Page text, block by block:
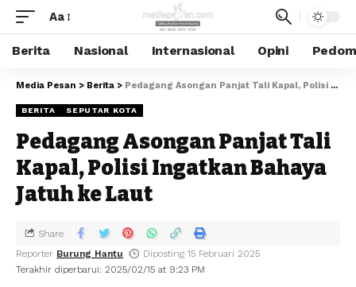
Aa
Berita Nasional Internasional Opini
Media Pesan > Berita > Pedagang Asongan Panjat Tali Kapal, Polisi Ingatkan Bahaya Jatuh ke Laut
BERITA SEPUTAR KOTA
Pedagang Asongan Panjat Tali
Kapal, Polisi Ingatkan Bahaya
Jatuh ke Laut
Terakhir diperbarui: 2025/02/15 at 9:23 PM
Reporter Burung Hantu Diposting 15 Februari 2025
Share